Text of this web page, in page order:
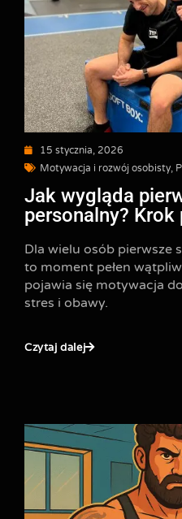
15 stycznia, 2026
Motywacja i rozwój osobisty,
Jak wygląda
personalny? Krok
Dla wielu osób pierwsze
to moment pełen
pojawia się motywacja
stres i obawy.
Czytaj dalej